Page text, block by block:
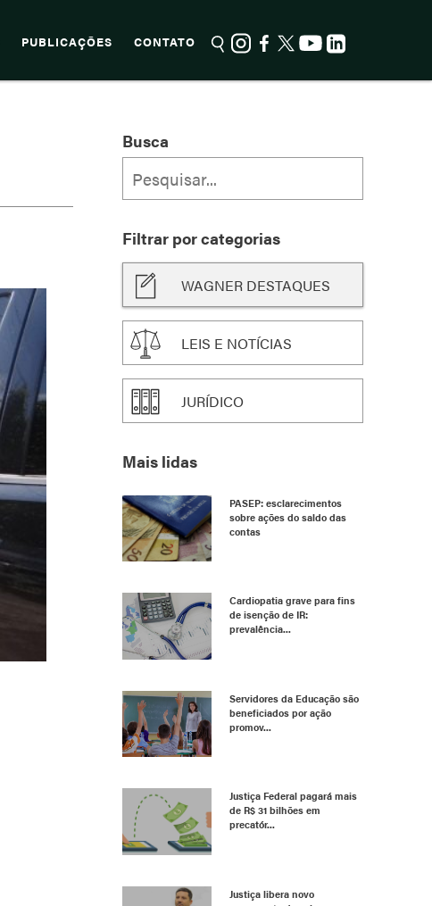
PUBLICAÇÕES CONTATO
Busca
Filtrar por categorias
WAGNER DESTAQUES
LEIS E NOTÍCIAS
JURÍDICO
Mais lidas
PASEP: esclarecimentos
sobre ações do saldo das
contas
Cardiopatia grave para fins
de isenção de IR:
prevalência...
Servidores da Educação são
beneficiados por ação
promov...
Justiça Federal pagará mais
de R$ 31 bilhões em
precatór...
Justiça libera novo